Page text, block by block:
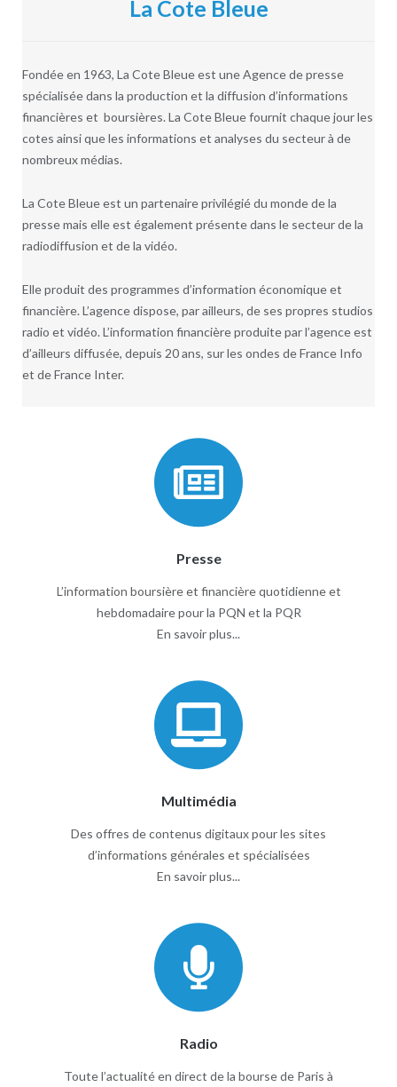
La Cote Bleue
Fondée en 1963, La Cote Bleue est une Agence de presse
spécialisée dans la production et la diffusion d’informations
financières et boursières. La Cote Bleue fournit chaque jour les
cotes ainsi que les informations et analyses du secteur à de
nombreux médias.
La Cote Bleue est un partenaire privilégié du monde de la
presse mais elle est également présente dans le secteur de la
radiodiffusion et de la vidéo.
Elle produit des programmes d’information économique et
financière. L’agence dispose, par ailleurs, de ses propres studios
radio et vidéo. L’information financière produite par l’agence est
d’ailleurs diffusée, depuis 20 ans, sur les ondes de France Info
et de France Inter.
Presse
L’information boursière et financière quotidienne et
hebdomadaire pour la PQN et la PQR
En savoir plus...
Multimédia
Des offres de contenus digitaux pour les sites
d’informations générales et spécialisées
En savoir plus...
Radio
Toute l’actualité en direct de la bourse de Paris à